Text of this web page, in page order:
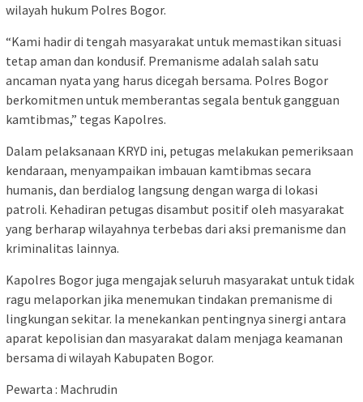
wilayah hukum Polres Bogor.
“Kami hadir di tengah masyarakat untuk memastikan situasi
tetap aman dan kondusif. Premanisme adalah salah satu
ancaman nyata yang harus dicegah bersama. Polres Bogor
berkomitmen untuk memberantas segala bentuk gangguan
kamtibmas,” tegas Kapolres.
Dalam pelaksanaan KRYD ini, petugas melakukan pemeriksaan
kendaraan, menyampaikan imbauan kamtibmas secara
humanis, dan berdialog langsung dengan warga di lokasi
patroli. Kehadiran petugas disambut positif oleh masyarakat
yang berharap wilayahnya terbebas dari aksi premanisme dan
kriminalitas lainnya.
Kapolres Bogor juga mengajak seluruh masyarakat untuk tidak
ragu melaporkan jika menemukan tindakan premanisme di
lingkungan sekitar. Ia menekankan pentingnya sinergi antara
aparat kepolisian dan masyarakat dalam menjaga keamanan
bersama di wilayah Kabupaten Bogor.
Pewarta : Machrudin